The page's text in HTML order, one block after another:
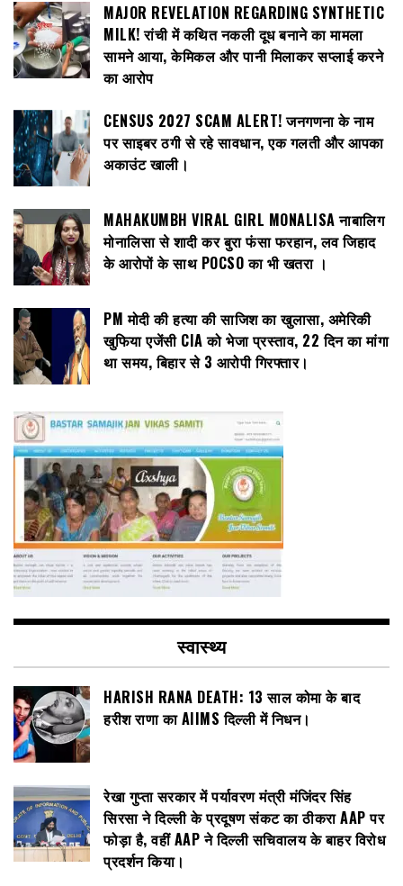
MAJOR REVELATION REGARDING SYNTHETIC
MILK! रांची में कथित नकली दूध बनाने का मामला
सामने आया, केमिकल और पानी मिलाकर सप्लाई करने
का आरोप
CENSUS 2027 SCAM ALERT! जनगणना के नाम
पर साइबर ठगी से रहे सावधान, एक गलती और आपका
अकाउंट खाली।
MAHAKUMBH VIRAL GIRL MONALISA नाबालिग
मोनालिसा से शादी कर बुरा फंसा फरहान, लव जिहाद
के आरोपों के साथ POCSO का भी खतरा ।
PM मोदी की हत्या की साजिश का खुलासा, अमेरिकी
खुफिया एजेंसी CIA को भेजा प्रस्ताव, 22 दिन का मांगा
था समय, बिहार से 3 आरोपी गिरफ्तार।
स्वास्थ्य
HARISH RANA DEATH: 13 साल कोमा के बाद
हरीश राणा का AIIMS दिल्ली में निधन।
रेखा गुप्ता सरकार में पर्यावरण मंत्री मंजिंदर सिंह
सिरसा ने दिल्ली के प्रदूषण संकट का ठीकरा AAP पर
फोड़ा है, वहीं AAP ने दिल्ली सचिवालय के बाहर विरोध
प्रदर्शन किया।